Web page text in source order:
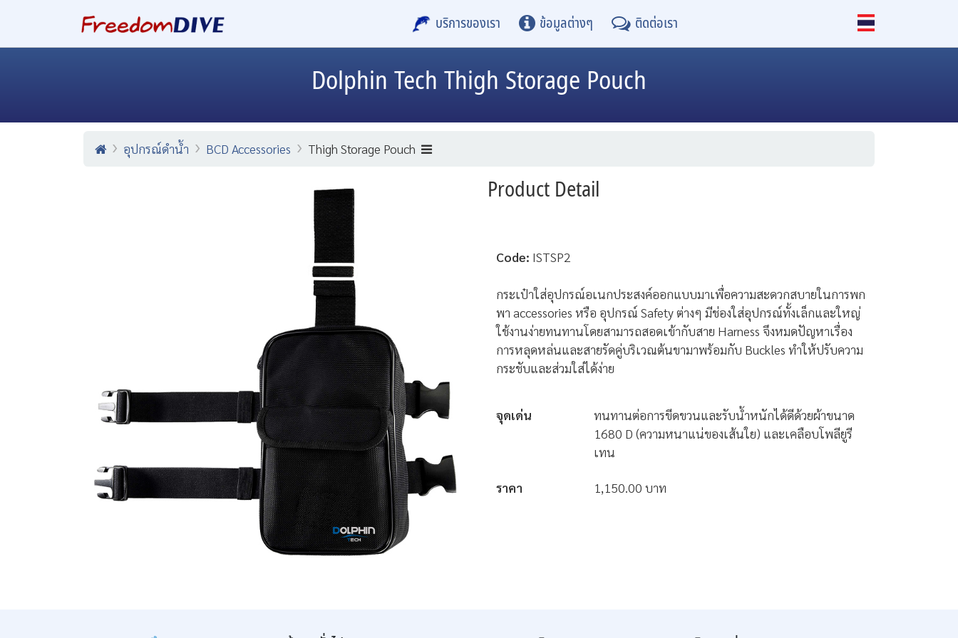
บริการของเรา ข้อมูลต่างๆ ติดต่อเรา
Dolphin Tech Thigh Storage Pouch
อุปกรณ์ดำน้ำ BCD Accessories Thigh Storage Pouch
Product Detail
Code: ISTSP2
กระเป๋าใส่อุปกรณ์อเนกประสงค์ออกแบบมาเพื่อความสะดวกสบายในการพก
พา accessories หรือ อุปกรณ์ Safety ต่างๆ มีช่องใส่อุปกรณ์ทั้งเล็กและใหญ่
ใช้งานง่ายทนทานโดยสามารถสอดเข้ากับสาย Harness จึงหมดปัญหาเรื่อง
การหลุดหล่นและสายรัดคู่บริเวณต้นขามาพร้อมกับ Buckles ทำให้ปรับความ
กระชับและส่วมใส่ได้ง่าย
จุดเด่น
ทนทานต่อการขีดขวนและรับน้ำหนักได้ดีด้วยผ้าขนาด
1680 D (ความหนาแน่ของเส้นใย) และเคลือบโพลียูรี
เทน
ราคา 1,150.00 บาท